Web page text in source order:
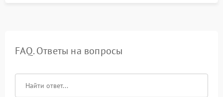
FAQ. Ответы на вопросы